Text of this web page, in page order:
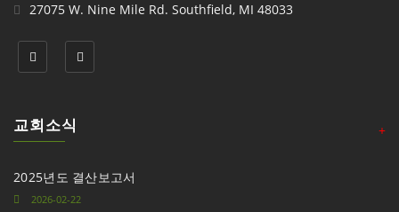
27075 W. Nine Mile Rd. Southfield, MI 48033
교회소식 +
2025년도 결산보고서
2026-02-22